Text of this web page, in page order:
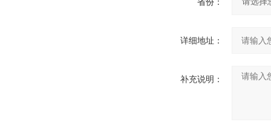
详细地址：
补充说明：